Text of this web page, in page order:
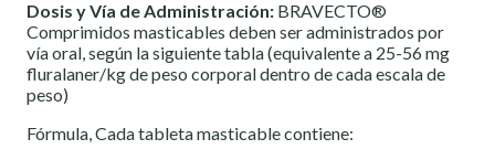
Dosis y Vía de Administración: BRAVECTO®
Comprimidos masticables deben ser administrados por
vía oral, según la siguiente tabla (equivalente a 25-56 mg
fluralaner/kg de peso corporal dentro de cada escala de
peso)
Fórmula, Cada tableta masticable contiene: